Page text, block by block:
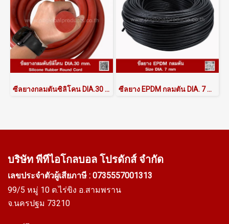
ซีลยางกลมตันซิลิโคน DIA.30 mm ซีลยาง EPDM กลมตัน DIA. 7 mm.
บริษัท พีทีไอโกลบอล โปรดักส์ จำกัด
เลขประจำตัวผู้เสียภาษี : 0735557001313
99/5 หมู่ 10 ต.ไร่ขิง อ.สามพราน
จ.นครปฐม 73210